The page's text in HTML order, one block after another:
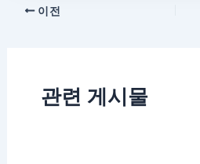
이전
관련 게시물